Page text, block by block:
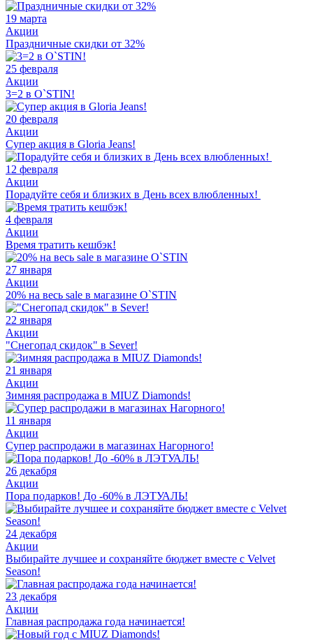
19 марта
Акции
Праздничные скидки от 32%
25 февраля
Акции
3=2 в O`STIN!
20 февраля
Акции
Супер акция в Gloria Jeans!
12 февраля
Акции
Порадуйте себя и близких в День всех влюбленных!
4 февраля
Акции
Время тратить кешбэк!
27 января
Акции
20% на весь sale в магазине O`STIN
22 января
Акции
"Снегопад скидок" в Sever!
21 января
Акции
Зимняя распродажа в MIUZ Diamonds!
11 января
Акции
Супер распродажи в магазинах Нагорного!
26 декабря
Акции
Пора подарков! До -60% в ЛЭТУАЛЬ!
24 декабря
Акции
Выбирайте лучшее и сохраняйте бюджет вместе с Velvet
Season!
23 декабря
Акции
Главная распродажа года начинается!